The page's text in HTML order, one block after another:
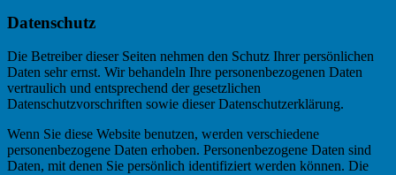
Datenschutz
Die Betreiber dieser Seiten nehmen den Schutz Ihrer persönlichen
Daten sehr ernst. Wir behandeln Ihre personenbezogenen Daten
vertraulich und entsprechend der gesetzlichen
Datenschutzvorschriften sowie dieser Datenschutzerklärung.
Wenn Sie diese Website benutzen, werden verschiedene
personenbezogene Daten erhoben. Personenbezogene Daten sind
Daten, mit denen Sie persönlich identifiziert werden können. Die